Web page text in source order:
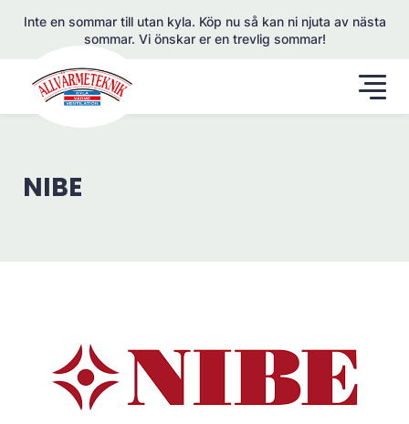
Inte en sommar till utan kyla. Köp nu så kan ni njuta av nästa
sommar. Vi önskar er en trevlig sommar!
NIBE